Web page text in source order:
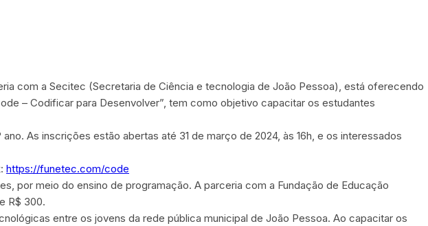
com a Secitec (Secretaria de Ciência e tecnologia de João Pessoa), está oferecendo
– Codificar para Desenvolver”, tem como objetivo capacitar os estudantes
As inscrições estão abertas até 31 de março de 2024, às 16h, e os interessados
https://funetec.com/code
por meio do ensino de programação. A parceria com a Fundação de Educação
R$ 300.
entre os jovens da rede pública municipal de João Pessoa. Ao capacitar os